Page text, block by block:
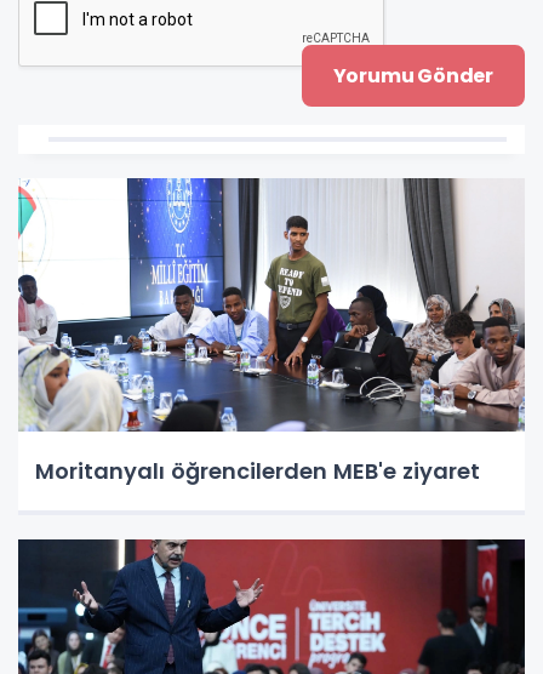
Moritanyalı öğrencilerden MEB'e ziyaret